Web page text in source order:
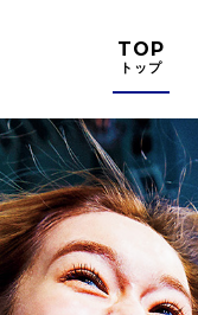
TOP
トップ